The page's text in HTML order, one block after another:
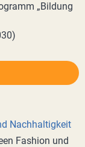
„Bildung
Nachhaltigkeit
Fashion und